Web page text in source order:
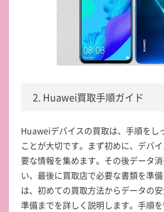
2. Huawei買取手順ガイド
Huaweiデバイスの買取は、手順をし
ことが大切です。まず初めに、デバ
要な情報を集めます。その後データ
い、最後に買取店で必要な書類を準
は、初めての買取方法からデータの
準備までを詳しく説明します。手順